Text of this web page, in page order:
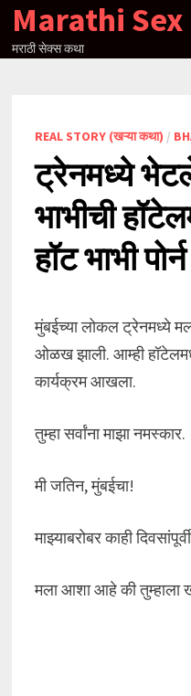
Skip
content
Marathi
मराठी सेक्स कथा
REAL STORY (खऱ्या कथा) /
ट्रेनमध्ये
भाभीची
हॉट भाभी
मुंबईच्या लोकल ट्रेनमध्ये
ओळख झाली. आम्ही
कार्यक्रम आखला.
तुम्हा सर्वांना माझा नमस्कार.
मी जतिन, मुंबईचा!
माझ्याबरोबर काही
मला आशा आहे की